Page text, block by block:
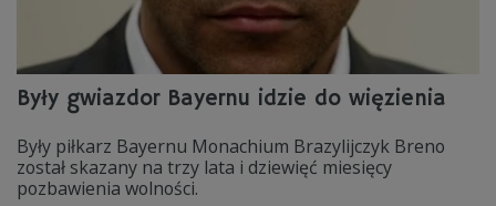
Były gwiazdor Bayernu idzie do więzienia
Były piłkarz Bayernu Monachium Brazylijczyk Breno
został skazany na trzy lata i dziewięć miesięcy
pozbawienia wolności.